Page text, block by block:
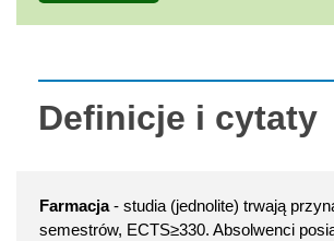
Definicje i cytaty
Farmacja- studia (jednolite) trwają
semestrów, ECTS≥330. Absolwenci